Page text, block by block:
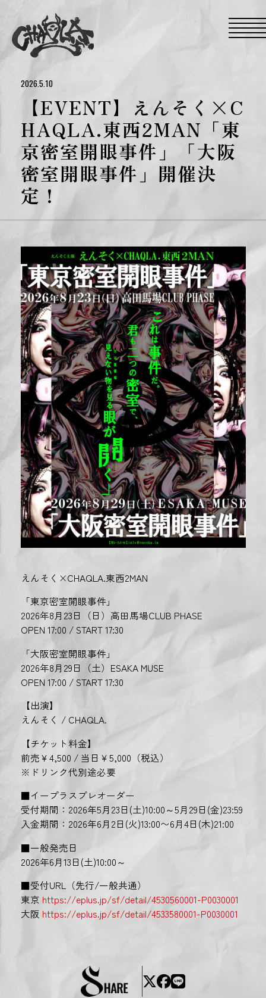
n
t
e
n
t
2026.5.10
【EVENT】えんそく×C
HAQLA.東西2MAN「東
京密室開眼事件」「大阪
密室開眼事件」開催決
定！
えんそく×CHAQLA.東西2MAN
「東京密室開眼事件」
2026年8月23日（日）高田馬場CLUB PHASE
OPEN 17:00 / START 17:30
「大阪密室開眼事件」
2026年8月29日（土）ESAKA MUSE
OPEN 17:00 / START 17:30
【出演】
えんそく / CHAQLA.
【チケット料金】
前売￥4,500 / 当日￥5,000（税込）
※ドリンク代別途必要
■イープラスプレオーダー
受付期間：2026年5月23日(土)10:00～5月29日(金)23:59
入金期間：2026年6月2日(火)13:00〜6月4日(木)21:00
■一般発売日
2026年6月13日(土)10:00～
■受付URL（先行/一般共通）
東京 https://eplus.jp/sf/detail/4530560001-P0030001
大阪 https://eplus.jp/sf/detail/4533580001-P0030001